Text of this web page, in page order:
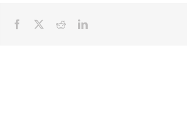
Facebook RedditLinkedIn